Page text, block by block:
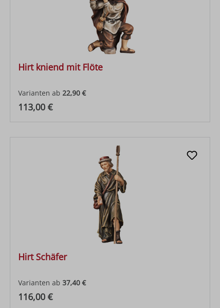
Hirt kniend mit Flöte
Varianten ab 22,90 €
Regulärer Preis:
113,00 €
Hirt Schäfer
Varianten ab 37,40 €
Regulärer Preis:
116,00 €